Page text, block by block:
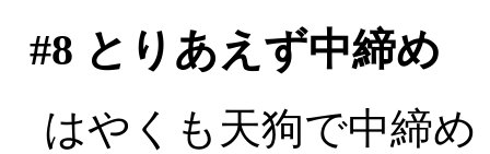
#8 とりあえず中締め
はやくも天狗で中締め